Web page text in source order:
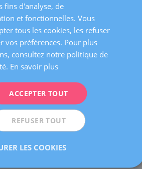
Grossesse et Accouchement
fins d'analyse, de
et fonctionnelles. Vous
tous les cookies, les refuser
vos préférences. Pour plus
consultez notre politique de
En savoir plus
ACCEPTER TOUT
REFUSER TOUT
LES COOKIES